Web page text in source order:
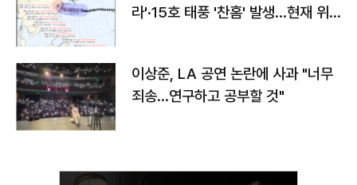
라'·15호 태풍 '찬홈' 발생…현재 위
이상준, LA 공연 논란에 사과 "너무
죄송…연구하고 공부할 것"